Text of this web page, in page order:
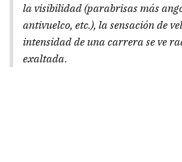
la visibilidad (parabrisas más
antivuelco, etc.), la sensación de
intensidad de una carrera se ve
exaltada.